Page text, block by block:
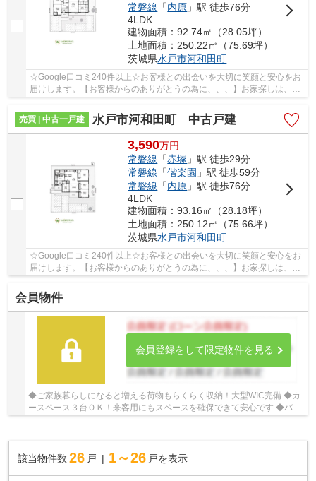
常磐線 「内原 」駅 徒歩76分
4LDK
建物面積：92.74㎡（28.05坪）
土地面積：250.22㎡（75.69坪）
茨城県水戸市河和田町
☆Google口コミ240件以上☆お客様との出会いを大切に笑顔と安心をお
届けします。【お客様からのありがとうの為に、、、】お家探しは、ひ
だまりハウスにご相談ください！
売買 | 中古一戸建
水戸市河和田町 中古戸建
3,590万円
常磐線 「赤塚 」駅 徒歩29分
常磐線 「偕楽園 」駅 徒歩59分
常磐線 「内原 」駅 徒歩76分
4LDK
建物面積：93.16㎡（28.18坪）
土地面積：250.12㎡（75.66坪）
茨城県水戸市河和田町
☆Google口コミ240件以上☆お客様との出会いを大切に笑顔と安心をお
届けします。【お客様からのありがとうの為に、、、】お家探しは、ひ
だまりハウスにご相談ください！
会員物件
会員登録をして限定物件を見る
◆ご家族暮らしになると増える荷物もらくらく収納！大型WIC完備 ◆カ
ースペース３台ＯＫ！来客用にもスペースを確保できて安心です ◆バル
該当物件数 26 戸 1～26 戸を表示